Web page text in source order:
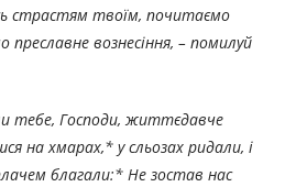
страстям твоїм, почитаємо
преславне вознесіння, – помилуй
тебе, Господи, життєдавче
на хмарах,* у сльозах ридали, і
благали:* Не зостав нас